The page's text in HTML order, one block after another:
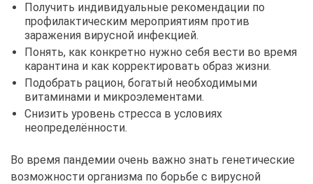
Получить индивидуальные рекомендации по
профилактическим мероприятиям против
заражения вирусной инфекцией.
Понять, как конкретно нужно себя вести во время
карантина и как корректировать образ жизни.
Подобрать рацион, богатый необходимыми
витаминами и микроэлементами.
Снизить уровень стресса в условиях
неопределённости.
Во время пандемии очень важно знать генетические
возможности организма по борьбе с вирусной